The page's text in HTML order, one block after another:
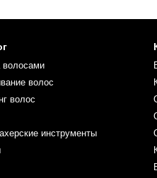
волосами
волос
волос
инструменты